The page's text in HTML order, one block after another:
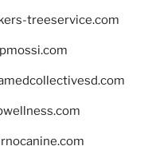
treeservice.com